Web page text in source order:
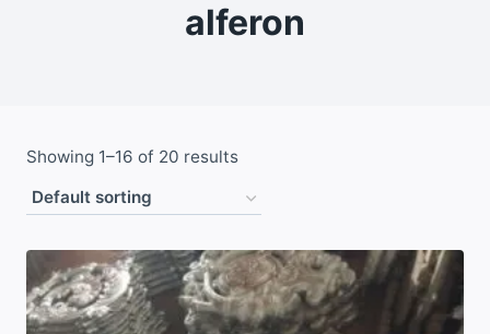
alferon
Showing 1–16 of 20 results